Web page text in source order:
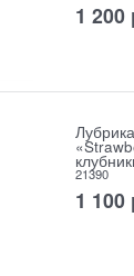
1 200
21390
1 100